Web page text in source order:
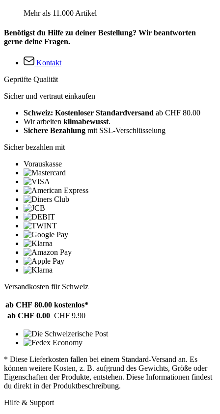
Mehr als 11.000 Artikel
Benötigst du Hilfe zu deiner Bestellung? Wir beantworten
gerne deine Fragen.
Kontakt
Geprüfte Qualität
Sicher und vertraut einkaufen
Schweiz: Kostenloser Standardversand ab CHF 80.00
Wir arbeiten klimabewusst.
Sichere Bezahlung mit SSL-Verschlüsselung
Sicher bezahlen mit
Vorauskasse
Versandkosten für Schweiz
ab CHF 80.00 kostenlos*
ab CHF 0.00 CHF 9.90
* Diese Lieferkosten fallen bei einem Standard-Versand an. Es
können weitere Kosten, z. B. aufgrund des Gewichts, Größe oder
Eigenschaften der Produkte, entstehen. Diese Informationen findest
du direkt in der Produktbeschreibung.
Hilfe & Support